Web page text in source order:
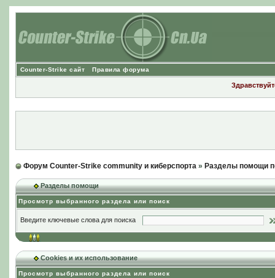
Counter-Strike сайт Правила форума
Форум Counter-Strike community и киберспорта» Разделы помощи
Разделы помощи
Просмотр выбранного раздела или поиск
Введите ключевые слова для поиска
Cookies и их использование
Просмотр выбранного раздела или поиск